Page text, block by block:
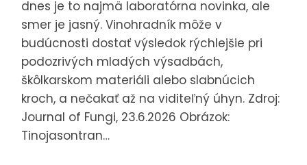
dnes je to najmä laboratórna novinka, ale
smer je jasný. Vinohradník môže v
budúcnosti dostať výsledok rýchlejšie pri
podozrivých mladých výsadbách,
škôlkarskom materiáli alebo slabnúcich
kroch, a nečakať až na viditeľný úhyn. Zdroj:
Journal of Fungi, 23.6.2026 Obrázok:
Tinojasontran…